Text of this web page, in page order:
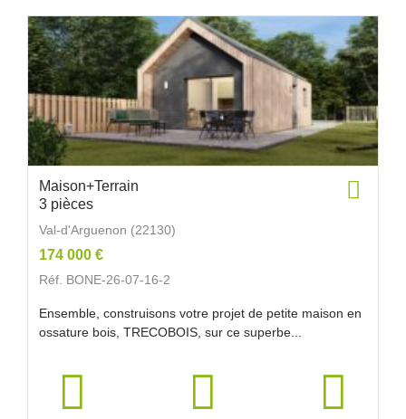
Maison+Terrain
3 pièces
Val-d'Arguenon (22130)
174 000 €
Réf. BONE-26-07-16-2
Ensemble, construisons votre projet de petite maison en
ossature bois, TRECOBOIS, sur ce superbe...